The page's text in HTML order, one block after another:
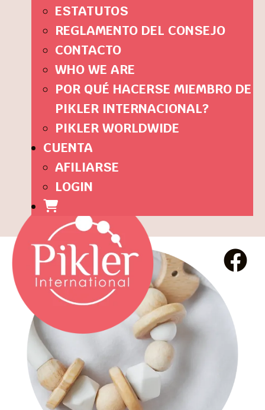
ESTATUTOS
REGLAMENTO DEL CONSEJO
CONTACTO
WHO WE ARE
POR QUÉ HACERSE MIEMBRO DE
PIKLER INTERNACIONAL?
PIKLER WORLDWIDE
CUENTA
AFILIARSE
LOGIN